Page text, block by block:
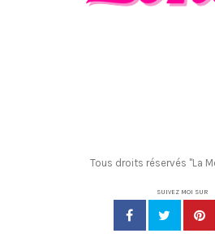
Tous droits réservés "La
SUIVEZ MOI SUR